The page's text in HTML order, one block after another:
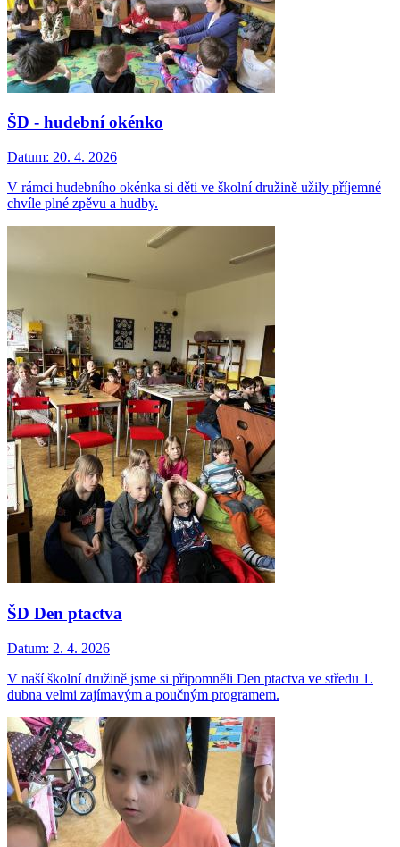
ŠD - hudební okénko
Datum: 20. 4. 2026
V rámci hudebního okénka si děti ve školní družině užily příjemné
chvíle plné zpěvu a hudby.
ŠD Den ptactva
Datum: 2. 4. 2026
V naší školní družině jsme si připomněli Den ptactva ve středu 1.
dubna velmi zajímavým a poučným programem.